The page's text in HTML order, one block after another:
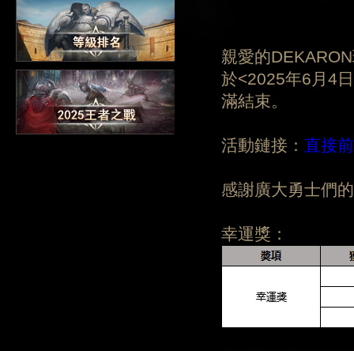
親愛的
於<2025年6月4
滿結束。
活動鏈接： 直接
感謝廣大勇士們
幸運獎：